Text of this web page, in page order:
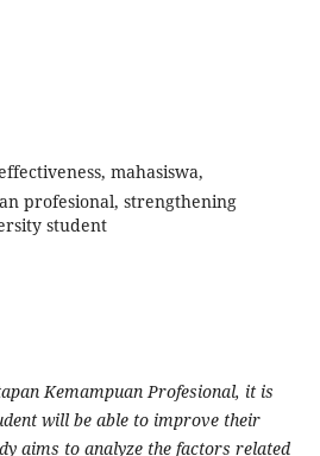
mahasiswa,
profesional, strengthening
student
Kemampuan Profesional, it is
will be able to improve their
aims to analyzethe factors related